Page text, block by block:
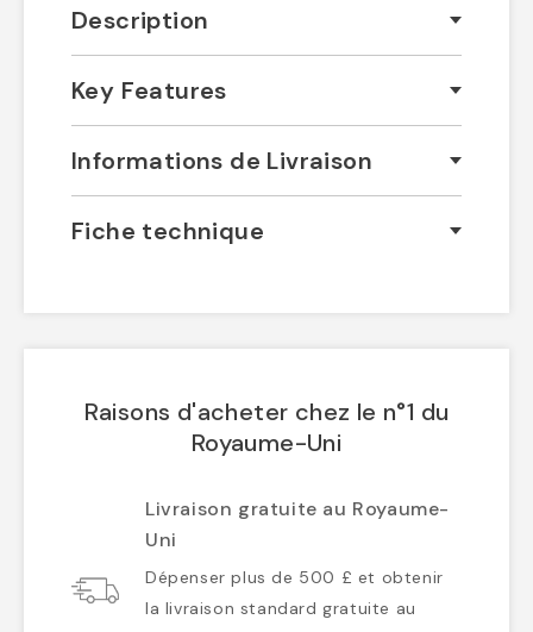
Description
Key Features
Informations de Livraison
Fiche technique
Raisons d'acheter chez le n°1 du
Royaume-Uni
Livraison gratuite au Royaume-
Uni
Dépenser plus de 500 £ et obtenir
la livraison standard gratuite au